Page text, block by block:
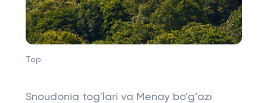
Top:
Snoudonia tog'lari va Menay bo’g’azı